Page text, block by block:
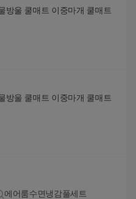
방울 쿨매트 이중마개 쿨매트
방울 쿨매트 이중마개 쿨매트
에어룸수면냉감풀세트